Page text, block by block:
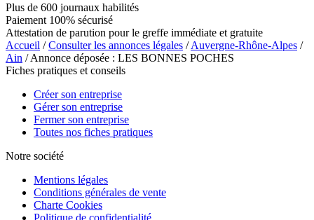
Plus de 600 journaux habilités
Paiement 100% sécurisé
Attestation de parution pour le greffe immédiate et gratuite
Accueil /Consulter les annonces légales /Auvergne-Rhône-Alpes /
Ain / Annonce déposée : LES BONNES POCHES
Fiches pratiques et conseils
Créer son entreprise
Gérer son entreprise
Fermer son entreprise
Toutes nos fiches pratiques
Notre société
Mentions légales
Conditions générales de vente
Charte Cookies
Politique de confidentialité